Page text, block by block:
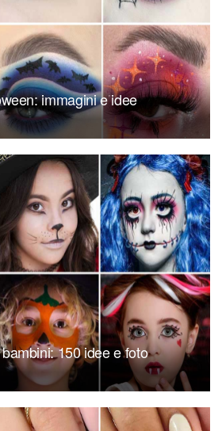
immagini e idee
150 idee e foto